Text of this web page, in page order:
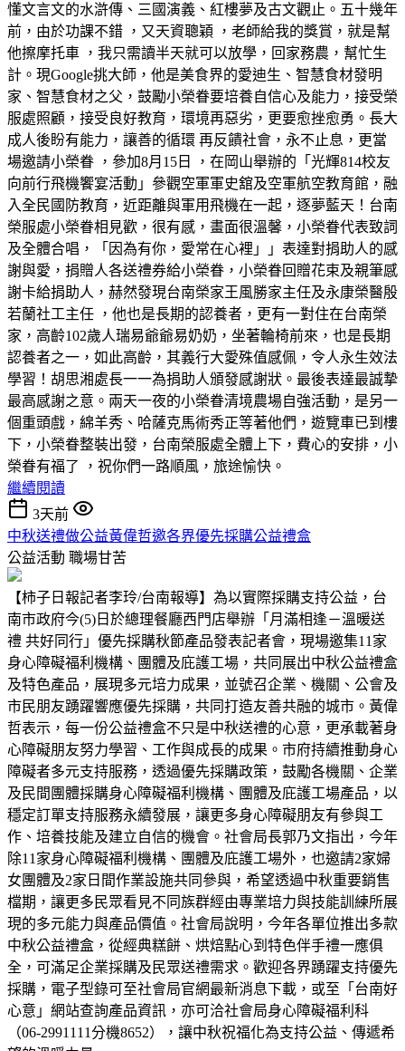
懂文言文的水滸傳、三國演義、紅樓夢及古文觀止。五十幾年
前，由於功課不錯 ，又天資聰穎 ，老師給我的獎賞，就是幫
他擦摩托車 ，我只需讀半天就可以放學，回家務農，幫忙生
計。現Google挑大師，他是美食界的愛迪生、智慧食材發明
家、智慧食材之父，鼓勵小榮眷要培養自信心及能力，接受榮
服處照顧，接受良好教育，環境再惡劣，更要愈挫愈勇。長大
成人後盼有能力，讓善的循環 再反饋社會，永不止息，更當
場邀請小榮眷 ，參加8月15日 ，在岡山舉辦的「光輝814校友
向前行飛機饗宴活動」參觀空軍軍史舘及空軍航空教育館，融
入全民國防教育，近距離與軍用飛機在一起，逐夢藍天！台南
榮服處小榮眷相見歡，很有感，畫面很溫馨，小榮眷代表致詞
及全體合唱，「因為有你，愛常在心裡」」表達對捐助人的感
謝與愛，捐贈人各送禮券給小榮眷，小榮眷回贈花束及親筆感
謝卡給捐助人，赫然發現台南榮家王風勝家主任及永康榮醫殷
若蘭社工主任 ，他也是長期的認養者，更有一對住在台南榮
家，高齡102歲人瑞易爺爺易奶奶，坐著輪椅前來，也是長期
認養者之一，如此高齡，其義行大愛殊值感佩，令人永生效法
學習！胡思湘處長一一為捐助人頒發感謝狀。最後表達最誠摯
最高感謝之意。兩天一夜的小榮眷清境農場自強活動，是另一
個重頭戲，綿羊秀、哈薩克馬術秀正等著他們，遊覽車已到樓
下，小榮眷整裝出發，台南榮服處全體上下，費心的安排，小
榮眷有福了 ，祝你們一路順風，旅途愉快。
繼續閱讀
3天前
中秋送禮做公益黃偉哲邀各界優先採購公益禮盒
公益活動 職場甘苦
【柿子日報記者李玲/台南報導】為以實際採購支持公益，台
南市政府今(5)日於總理餐廳西門店舉辦「月滿相逢－溫暖送
禮 共好同行」優先採購秋節產品發表記者會，現場邀集11家
身心障礙福利機構、團體及庇護工場，共同展出中秋公益禮盒
及特色產品，展現多元培力成果，並號召企業、機關、公會及
市民朋友踴躍響應優先採購，共同打造友善共融的城市。黃偉
哲表示，每一份公益禮盒不只是中秋送禮的心意，更承載著身
心障礙朋友努力學習、工作與成長的成果。市府持續推動身心
障礙者多元支持服務，透過優先採購政策，鼓勵各機關、企業
及民間團體採購身心障礙福利機構、團體及庇護工場產品，以
穩定訂單支持服務永續發展，讓更多身心障礙朋友有參與工
作、培養技能及建立自信的機會。社會局長郭乃文指出，今年
除11家身心障礙福利機構、團體及庇護工場外，也邀請2家婦
女團體及2家日間作業設施共同參與，希望透過中秋重要銷售
檔期，讓更多民眾看見不同族群經由專業培力與技能訓練所展
現的多元能力與產品價值。社會局說明，今年各單位推出多款
中秋公益禮盒，從經典糕餅、烘焙點心到特色伴手禮一應俱
全，可滿足企業採購及民眾送禮需求。歡迎各界踴躍支持優先
採購，電子型錄可至社會局官網最新消息下載，或至「台南好
心意」網站查詢產品資訊，亦可洽社會局身心障礙福利科
（06-2991111分機8652），讓中秋祝福化為支持公益、傳遞希